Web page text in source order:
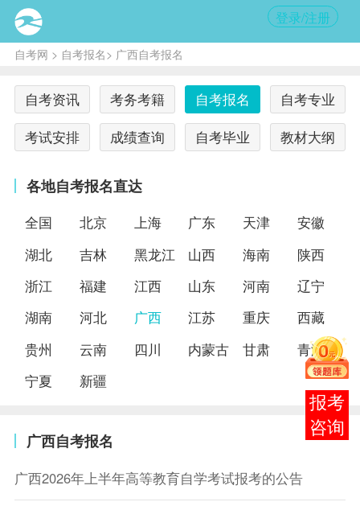
登录/注册
自考网 > 自考报名> 广西自考报名
自考资讯 考务考籍 自考报名
自考专业
考试安排
成绩查询 自考毕业 教材大纲
各地自考报名直达
全国 北京 上海 广东 天津
安徽
湖北
吉林 黑龙江 山西 海南
陕西
浙江
福建 江西 山东 河南
辽宁
湖南
河北 广西 江苏 重庆
西藏
贵州
云南 四川 内蒙古 甘肃
青海
宁夏
新疆
广西自考报名
广西2026年上半年高等教育自学考试报考的公告
报考
咨询